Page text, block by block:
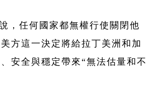
，任何國家都無權行使關閉他
方這一決定將給拉丁美洲和加
安全與穩定帶來“無法估量和不